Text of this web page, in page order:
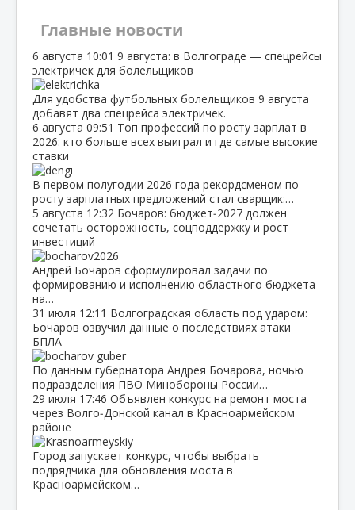
Главные новости
6 августа 10:01 9 августа: в Волгограде — спецрейсы
электричек для болельщиков
Для удобства футбольных болельщиков 9 августа
добавят два спецрейса электричек.
6 августа 09:51 Топ профессий по росту зарплат в
2026: кто больше всех выиграл и где самые высокие
ставки
В первом полугодии 2026 года рекордсменом по
росту зарплатных предложений стал сварщик:…
5 августа 12:32 Бочаров: бюджет‑2027 должен
сочетать осторожность, соцподдержку и рост
инвестиций
Андрей Бочаров сформулировал задачи по
формированию и исполнению областного бюджета
на…
31 июля 12:11 Волгоградская область под ударом:
Бочаров озвучил данные о последствиях атаки
БПЛА
По данным губернатора Андрея Бочарова, ночью
подразделения ПВО Минобороны России…
29 июля 17:46 Объявлен конкурс на ремонт моста
через Волго‑Донской канал в Красноармейском
районе
Город запускает конкурс, чтобы выбрать
подрядчика для обновления моста в
Красноармейском…